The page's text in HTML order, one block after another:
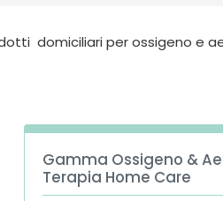
domiciliari per ossigeno e
Gamma Ossigeno &
Terapia Home Care